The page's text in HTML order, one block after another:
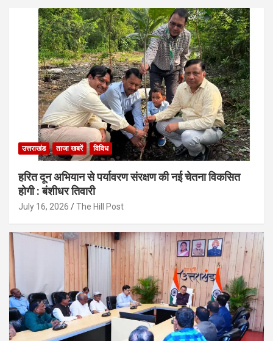
उत्तराखंड ताजा खबरें विविध
हरित दून अभियान से पर्यावरण संरक्षण की नई चेतना विकसित
होगी : बंशीधर तिवारी
July 16, 2026 The Hill Post